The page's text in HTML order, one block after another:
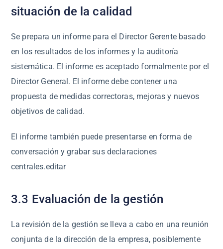
situación de la calidad
Se prepara un informe para el Director Gerente basado
en los resultados de los informes y la auditoría
sistemática. El informe es aceptado formalmente por el
Director General. El informe debe contener una
propuesta de medidas correctoras, mejoras y nuevos
objetivos de calidad.
El informe también puede presentarse en forma de
conversación y grabar sus declaraciones
centrales.editar
3.3 Evaluación de la gestión
La revisión de la gestión se lleva a cabo en una reunión
conjunta de la dirección de la empresa, posiblemente